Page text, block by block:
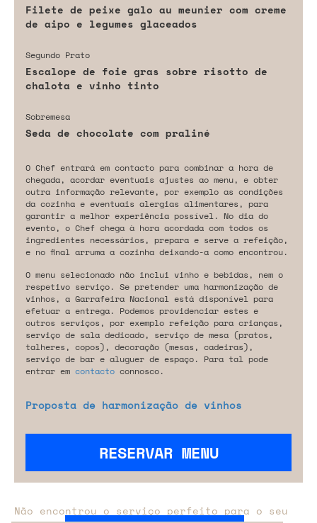
Filete de peixe galo au meunier com creme
de aipo e legumes glaceados
Segundo Prato
Escalope de foie gras sobre risotto de
chalota e vinho tinto
Sobremesa
Seda de chocolate com praliné
O Chef entrará em contacto para combinar a hora de
chegada, acordar eventuais ajustes ao menu, e obter
outra informação relevante, por exemplo as condições
da cozinha e eventuais alergias alimentares, para
garantir a melhor experiência possível. No dia do
evento, o Chef chega à hora acordada com todos os
ingredientes necessários, prepara e serve a refeição,
e no final arruma a cozinha deixando-a como encontrou.
O menu selecionado não inclui vinho e bebidas, nem o
respetivo serviço. Se pretender uma harmonização de
vinhos, a Garrafeira Nacional está disponível para
efetuar a entrega. Podemos providenciar estes e
outros serviços, por exemplo refeição para crianças,
serviço de sala dedicado, serviço de mesa (pratos,
talheres, copos), decoração (mesas, cadeiras),
serviço de bar e aluguer de espaço. Para tal pode
entrar em contacto connosco.
Proposta de harmonização de vinhos
RESERVAR MENU
Não encontrou o serviço perfeito para o seu